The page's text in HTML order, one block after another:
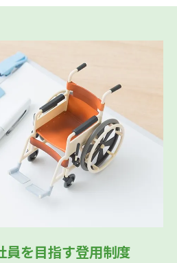
員を目指す登用制度